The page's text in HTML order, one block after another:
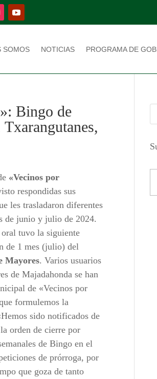
SOMOS NOTICIAS PROGRAMA DE
Bingo de
«Vecinos por
respondidas sus
les trasladaron diferentes
de junio y julio de 2024.
tuvo la siguiente
de 1 mes (julio) del
Mayores. Varios usuarios
de Majadahonda se han
de «Vecinos por
formulemos la
sido notificados de
orden de cierre por
de Bingo en el
de prórroga, por
que goza de tanto